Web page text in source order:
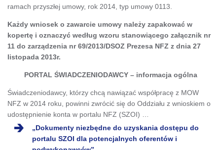
ramach przyszłej umowy, rok 2014, typ umowy 0113.
Każdy wniosek o zawarcie umowy należy zapakować w
kopertę i oznaczyć według wzoru stanowiącego załącznik nr
11 do zarządzenia nr 69/2013/DSOZ Prezesa NFZ z dnia 27
listopada 2013r.
PORTAL ŚWIADCZENIODAWCY – informacja ogólna
Świadczeniodawcy, którzy chcą nawiązać współpracę z MOW
NFZ w 2014 roku, powinni zwrócić się do Oddziału z wnioskiem o
udostępnienie konta w portalu NFZ (SZOI) …
„Dokumenty niezbędne do uzyskania dostępu do
portalu SZOI dla potencjalnych oferentów i